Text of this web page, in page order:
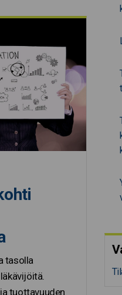
tasolla
tuottavuuden